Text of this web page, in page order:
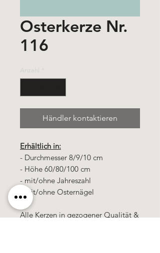
Osterkerze Nr.
116
Anzahl
Händler kontaktieren
Erhältlich in:
- Durchmesser 8/9/10 cm
- Höhe 60/80/100 cm
- mit/ohne Jahreszahl
- mit/ohne Osternägel
Alle Kerzen in gezogener Qualität &